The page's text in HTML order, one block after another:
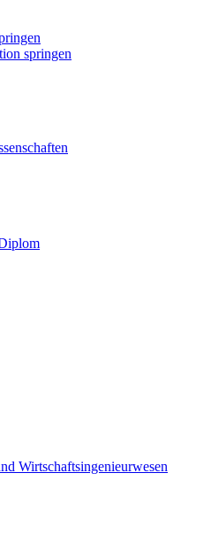
springen
Wirtschaftsingenieurwesen